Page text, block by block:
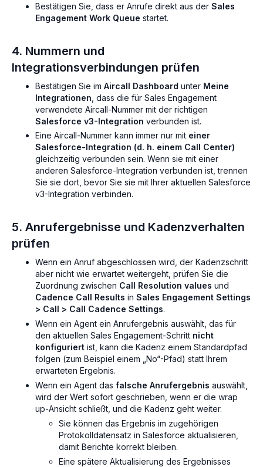
Bestätigen Sie, dass er Anrufe direkt aus der Sales
Engagement Work Queue startet.
4. Nummern und
Integrationsverbindungen prüfen
Bestätigen Sie im Aircall Dashboard unter Meine
Integrationen , dass die für Sales Engagement
verwendete Aircall-Nummer mit der richtigen
Salesforce v3-Integration verbunden ist.
Eine Aircall-Nummer kann immer nur mit einer
Salesforce-Integration (d. h. einem Call Center)
gleichzeitig verbunden sein. Wenn sie mit einer
anderen Salesforce-Integration verbunden ist, trennen
Sie sie dort, bevor Sie sie mit Ihrer aktuellen Salesforce
v3-Integration verbinden.
5. Anrufergebnisse und Kadenzverhalten
prüfen
Wenn ein Anruf abgeschlossen wird, der Kadenzschritt
aber nicht wie erwartet weitergeht, prüfen Sie die
Zuordnung zwischen Call Resolution values und
Cadence Call Results in Sales Engagement Settings
> Call > Call Cadence Settings.
Wenn ein Agent ein Anrufergebnis auswählt, das für
den aktuellen Sales Engagement-Schritt nicht
konfiguriert ist, kann die Kadenz einem Standardpfad
folgen (zum Beispiel einem „No“-Pfad) statt Ihrem
erwarteten Ergebnis.
Wenn ein Agent das falsche Anrufergebnis auswählt,
wird der Wert sofort geschrieben, wenn er die wrap
up-Ansicht schließt, und die Kadenz geht weiter.
Sie können das Ergebnis im zugehörigen
Protokolldatensatz in Salesforce aktualisieren,
damit Berichte korrekt bleiben.
Eine spätere Aktualisierung des Ergebnisses